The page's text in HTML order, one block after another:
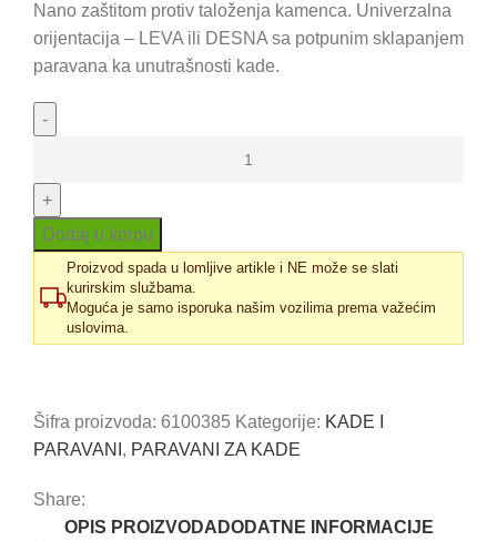
Nano zaštitom protiv taloženja kamenca. Univerzalna
orijentacija – LEVA ili DESNA sa potpunim sklapanjem
paravana ka unutrašnosti kade.
kadu
Titan
114x140
količina
Dodaj u korpu
Proizvod spada u lomljive artikle i NE može se slati
kurirskim službama.
Moguća je samo isporuka našim vozilima prema važećim
uslovima.
Šifra proizvoda: 6100385 Kategorije: KADE I
PARAVANI , PARAVANI ZA KADE
Share:
OPIS PROIZVODA DODATNE INFORMACIJE